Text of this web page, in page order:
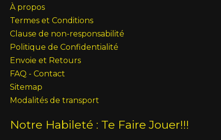
À propos
Termes et Conditions
Clause de non-responsabilité
Politique de Confidentialité
Envoie et Retours
FAQ - Contact
Sitemap
Modalités de transport
Notre Habileté : Te Faire Jouer!!!